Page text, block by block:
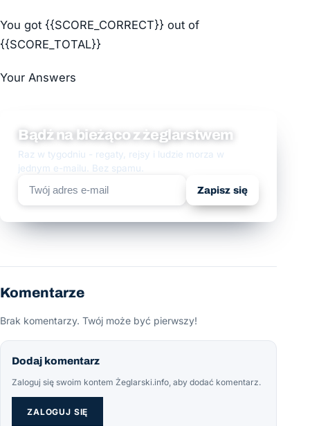
You got {{SCORE_CORRECT}} out of
{{SCORE_TOTAL}}
Your Answers
Bądź na bieżąco z żeglarstwem
Raz w tygodniu - regaty, rejsy i ludzie morza w
jednym e-mailu. Bez spamu.
Zapisz się
Komentarze
Brak komentarzy. Twój może być pierwszy!
Dodaj komentarz
Zaloguj się swoim kontem Żeglarski.info, aby dodać komentarz.
ZALOGUJ SIĘ